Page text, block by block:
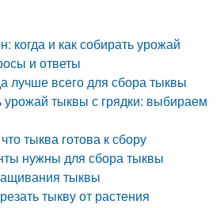
когда и как собирать урожай
и ответы
лучше всего для сбора тыквы
урожай тыквы с грядки: выбираем
тыква готова к сбору
нужны для сбора тыквы
тыквы
тыкву от растения